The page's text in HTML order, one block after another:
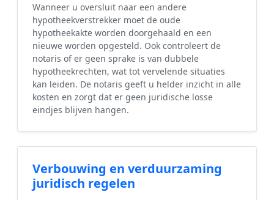
Wanneer u oversluit naar een andere
hypotheekverstrekker moet de oude
hypotheekakte worden doorgehaald en een
nieuwe worden opgesteld. Ook controleert de
notaris of er geen sprake is van dubbele
hypotheekrechten, wat tot vervelende situaties
kan leiden. De notaris geeft u helder inzicht in alle
kosten en zorgt dat er geen juridische losse
eindjes blijven hangen.
Verbouwing en verduurzaming
juridisch regelen